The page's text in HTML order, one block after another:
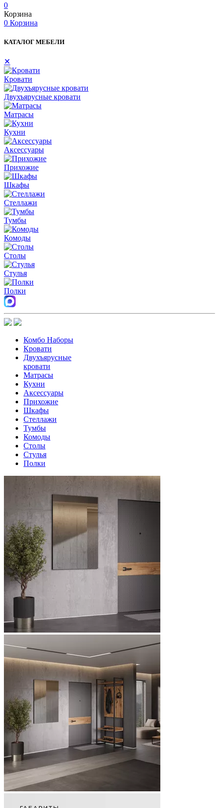
0
Корзина
0 Корзина
КАТАЛОГ МЕБЕЛИ
✕
Кровати
Двухъярусные кровати
Матрасы
Кухни
Аксессуары
Прихожие
Шкафы
Стеллажи
Тумбы
Комоды
Столы
Стулья
Полки
Комбо Наборы
Кровати
Двухъярусные
кровати
Матрасы
Кухни
Аксессуары
Прихожие
Шкафы
Стеллажи
Тумбы
Комоды
Столы
Стулья
Полки